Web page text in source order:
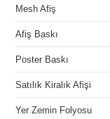
Mesh Afiş
Afiş Baskı
Poster Baskı
Satılık Kiralık Afişi
Yer Zemin Folyosu